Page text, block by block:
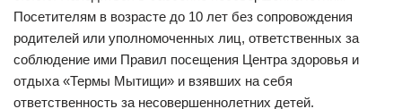
Посетителям в возрасте до 10 лет без сопровождения
родителей или уполномоченных лиц, ответственных за
соблюдение ими Правил посещения Центра здоровья и
отдыха «Термы Мытищи» и взявших на себя
ответственность за несовершеннолетних детей.